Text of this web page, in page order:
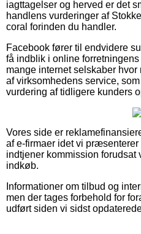
iagttagelser og herved er det
handlens vurderinger af
coral forinden du handler.
Facebook fører til endvidere
få indblik i online
mange internet selskaber
af virksomhedens service,
vurdering af tidligere kunders
Vores side er
af e-firmaer idet vi
indtjener kommission forudsat
indkøb.
Informationer om tilbud og
men der tages forbehold for
udført siden vi sidst